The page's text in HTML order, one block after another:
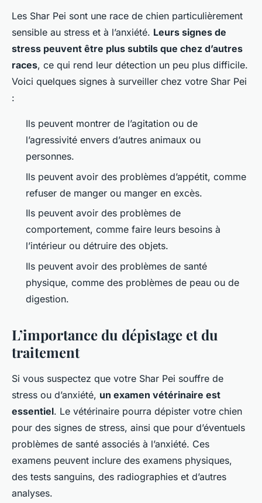
Les Shar Pei sont une race de chien particulièrement
sensible au stress et à l’anxiété. Leurs signes de
stress peuvent être plus subtils que chez d’autres
races, ce qui rend leur détection un peu plus difficile.
Voici quelques signes à surveiller chez votre Shar Pei
:
Ils peuvent montrer de l’agitation ou de
l’agressivité envers d’autres animaux ou
personnes.
Ils peuvent avoir des problèmes d’appétit, comme
refuser de manger ou manger en excès.
Ils peuvent avoir des problèmes de
comportement, comme faire leurs besoins à
l’intérieur ou détruire des objets.
Ils peuvent avoir des problèmes de santé
physique, comme des problèmes de peau ou de
digestion.
L’importance du dépistage et du
traitement
Si vous suspectez que votre Shar Pei souffre de
stress ou d’anxiété, un examen vétérinaire est
essentiel. Le vétérinaire pourra dépister votre chien
pour des signes de stress, ainsi que pour d’éventuels
problèmes de santé associés à l’anxiété. Ces
examens peuvent inclure des examens physiques,
des tests sanguins, des radiographies et d’autres
analyses.